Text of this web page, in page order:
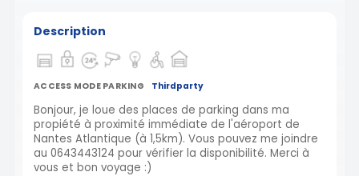
Description
ACCESS MODE PARKING Thirdparty
Bonjour, je loue des places de parking dans ma
propiété à proximité immédiate de l'aéroport de
Nantes Atlantique (à 1,5km). Vous pouvez me joindre
au 0643443124 pour vérifier la disponibilité. Merci à
vous et bon voyage :)